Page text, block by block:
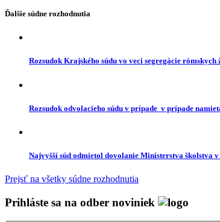
Ďalšie súdne rozhodnutia
Rozsudok Krajského súdu vo veci segregácie
Rozsudok odvolacieho súdu v prípade v prípade
Najvyšší súd odmietol dovolanie Ministerstva školstva
Prejsť na všetky súdne rozhodnutia
Prihláste sa na odber noviniek